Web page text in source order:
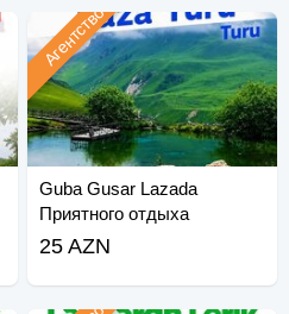
Guba Gusar Lazada
Приятного отдыха
Агентство
25 AZN